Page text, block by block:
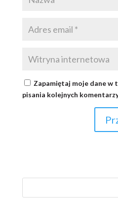
Zapamiętaj moje dane w
pisania kolejnych